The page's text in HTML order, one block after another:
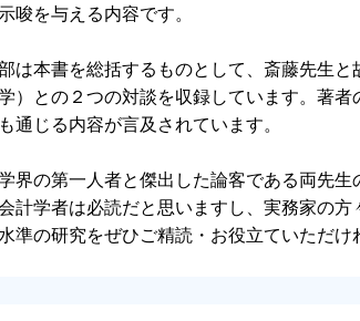
んの認識と測定
実現利益
サイクリング
値例
んのオンバランスとオフバランス
唆を与える内容です。
は本書を総括するものとして、斎藤先生と
）との２つの対談を収録しています。著
通じる内容が言及されています。
界の第一人者と傑出した論客である両先生
計学者は必読だと思いますし、実務家の方
準の研究をぜひご精読・お役立ていただけ